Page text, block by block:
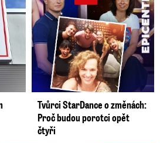
Tvůrci StarDance o změnách:
Proč budou porotci opět
čtyři